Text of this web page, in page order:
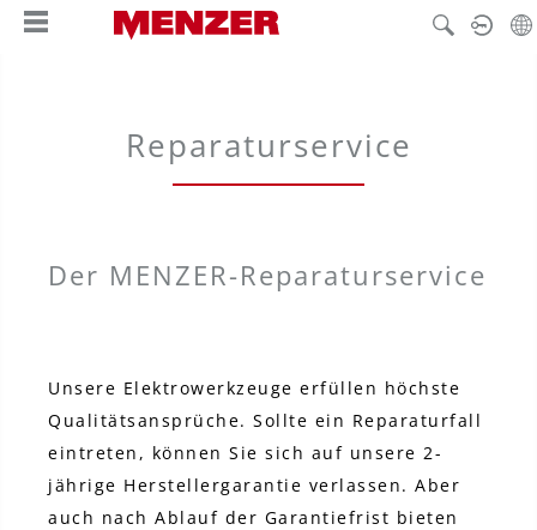
principal
Reparaturservice
Der MENZER-Reparaturservice
Unsere Elektrowerkzeuge erfüllen höchste
Qualitätsansprüche. Sollte ein Reparaturfall
eintreten, können Sie sich auf unsere 2-
jährige Herstellergarantie verlassen. Aber
auch nach Ablauf der Garantiefrist bieten